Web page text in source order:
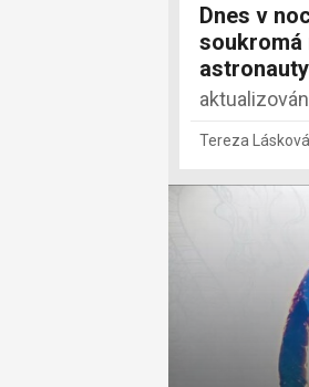
Dnes v
soukromá
Tereza Lásková